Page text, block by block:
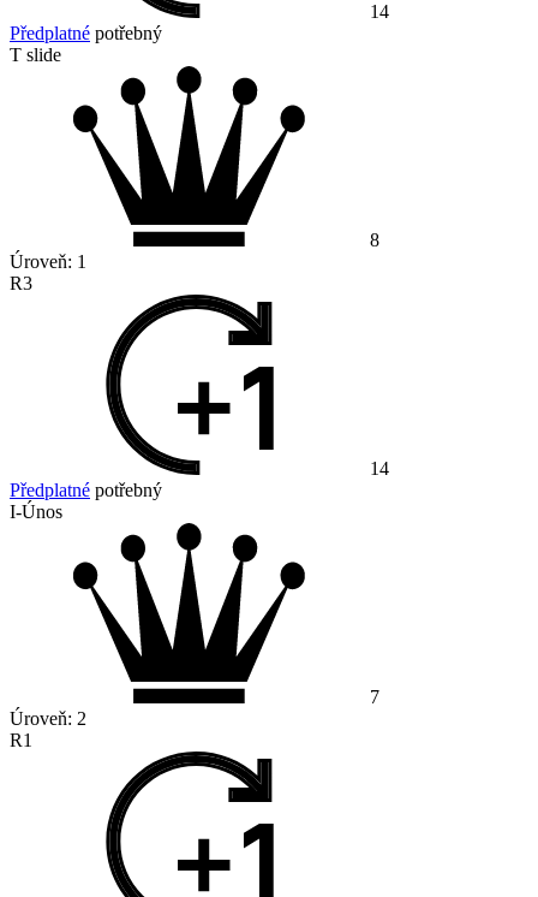
14
Předplatné potřebný
T slide
8
Úroveň: 1
R3
14
Předplatné potřebný
I-Únos
7
Úroveň: 2
R1